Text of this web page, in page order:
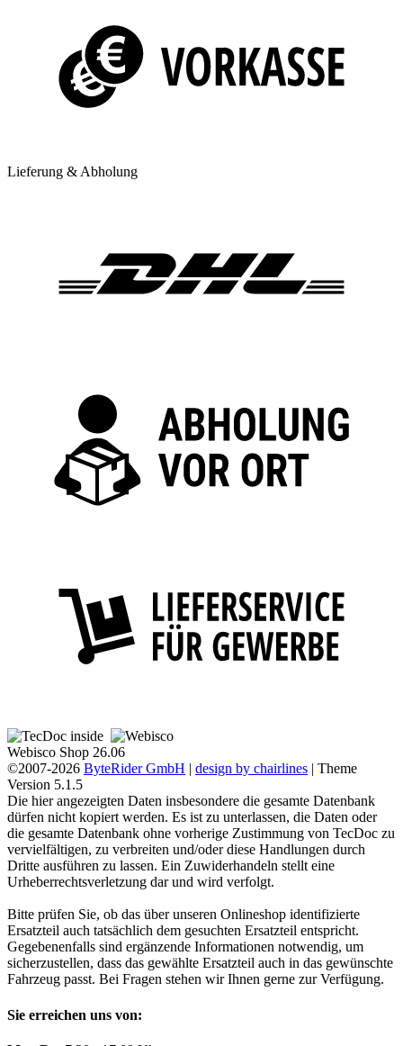
Lieferung & Abholung
Webisco Shop 26.06
©2007-2026 ByteRider GmbH | design by chairlines | Theme
Version 5.1.5
Die hier angezeigten Daten insbesondere die gesamte Datenbank
dürfen nicht kopiert werden. Es ist zu unterlassen, die Daten oder
die gesamte Datenbank ohne vorherige Zustimmung von TecDoc zu
vervielfältigen, zu verbreiten und/oder diese Handlungen durch
Dritte ausführen zu lassen. Ein Zuwiderhandeln stellt eine
Urheberrechtsverletzung dar und wird verfolgt.
Bitte prüfen Sie, ob das über unseren Onlineshop identifizierte
Ersatzteil auch tatsächlich dem gesuchten Ersatzteil entspricht.
Gegebenenfalls sind ergänzende Informationen notwendig, um
sicherzustellen, dass das gewählte Ersatzteil auch in das gewünschte
Fahrzeug passt. Bei Fragen stehen wir Ihnen gerne zur Verfügung.
Sie erreichen uns von: